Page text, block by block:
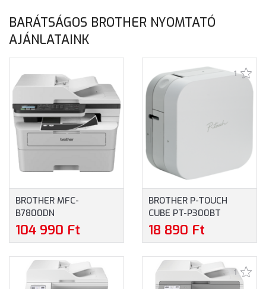
BARÁTSÁGOS BROTHER NYOMTATÓ
AJÁNLATAINK
BROTHER MFC-
B7800DN
MULTIFUNKCIÓS MONO
LÉZER NYOMTATÓ
104 990 Ft
1
BROTHER P-TOUCH
CUBE PT-P300BT
ASZTALI MOBIL
CÍMKENYOMTATÓ
18 890 Ft
1